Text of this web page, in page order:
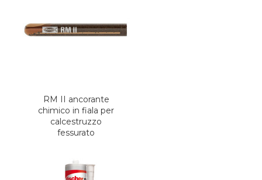
RM II ancorante
chimico in fiala per
calcestruzzo
fessurato